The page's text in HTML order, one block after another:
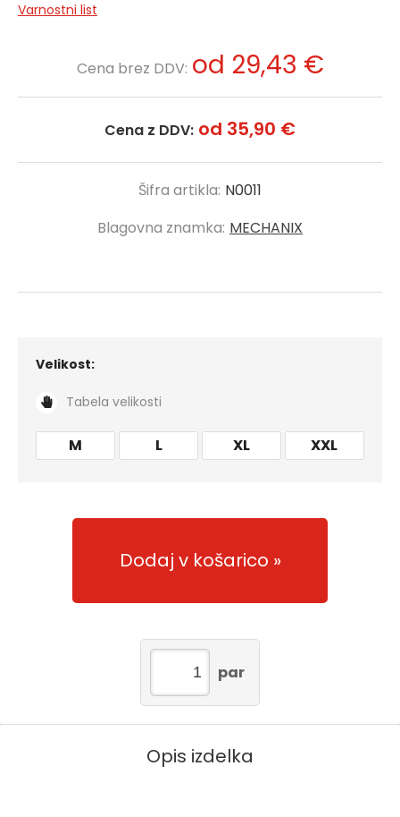
Varnostni list
Cena brez DDV: od 29,43 €
Cena z DDV: od 35,90 €
Šifra artikla: N0011
Blagovna znamka: MECHANIX
Velikost:
Tabela velikosti
M L XL XXL
Dodaj v košarico
par
Opis izdelka